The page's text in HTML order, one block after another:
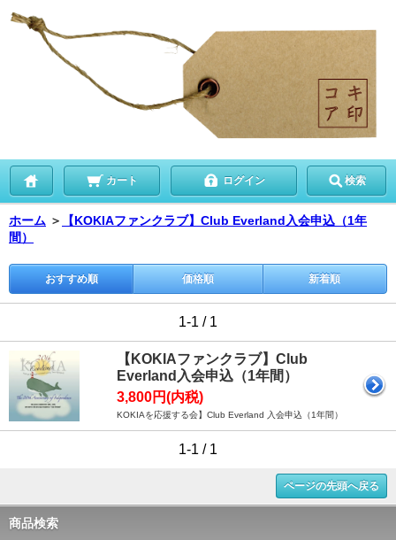
カート ログイン 検索
ホーム ＞
【KOKIAファンクラブ】Club Everland入会申込（1年
間）
おすすめ順 価格順 新着順
1-1 / 1
【KOKIAファンクラブ】Club
Everland入会申込（1年間）
3,800円(内税)
KOKIAを応援する会】Club Everland 入会申込（1年間）
1-1 / 1
ページの先頭へ戻る
商品検索